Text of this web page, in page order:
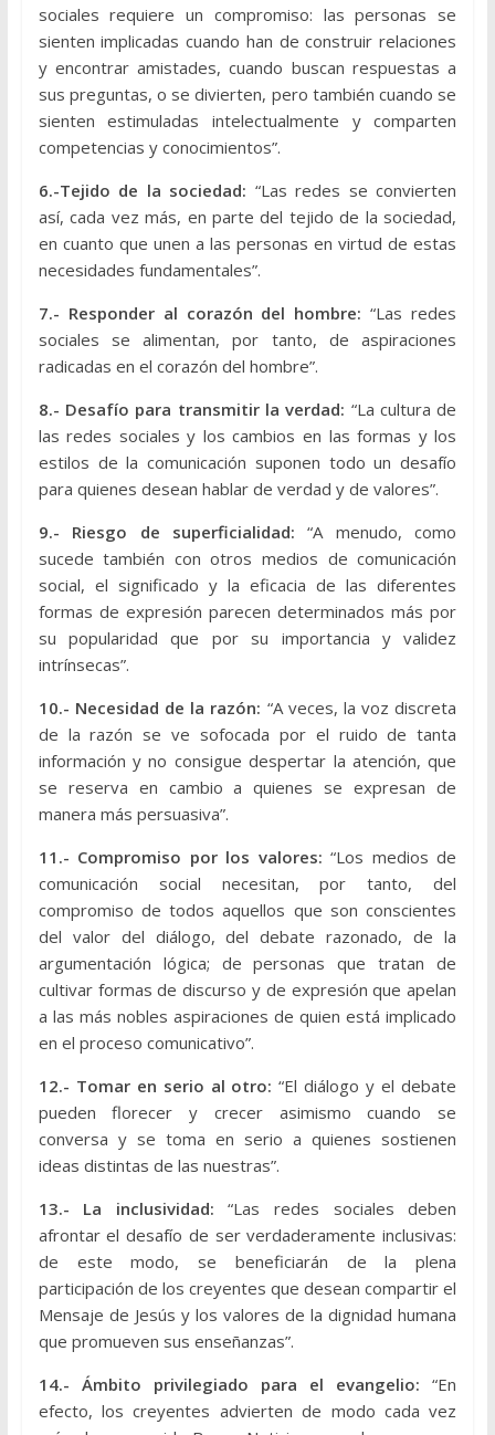
sociales requiere un compromiso: las personas se
sienten implicadas cuando han de construir relaciones
y encontrar amistades, cuando buscan respuestas a
sus preguntas, o se divierten, pero también cuando se
sienten estimuladas intelectualmente y comparten
competencias y conocimientos”.
6.-Tejido de la sociedad: “Las redes se convierten
así, cada vez más, en parte del tejido de la sociedad,
en cuanto que unen a las personas en virtud de estas
necesidades fundamentales”.
7.- Responder al corazón del hombre: “Las redes
sociales se alimentan, por tanto, de aspiraciones
radicadas en el corazón del hombre”.
8.- Desafío para transmitir la verdad: “La cultura de
las redes sociales y los cambios en las formas y los
estilos de la comunicación suponen todo un desafío
para quienes desean hablar de verdad y de valores”.
9.- Riesgo de superficialidad: “A menudo, como
sucede también con otros medios de comunicación
social, el significado y la eficacia de las diferentes
formas de expresión parecen determinados más por
su popularidad que por su importancia y validez
intrínsecas”.
10.- Necesidad de la razón: “A veces, la voz discreta
de la razón se ve sofocada por el ruido de tanta
información y no consigue despertar la atención, que
se reserva en cambio a quienes se expresan de
manera más persuasiva”.
11.- Compromiso por los valores: “Los medios de
comunicación social necesitan, por tanto, del
compromiso de todos aquellos que son conscientes
del valor del diálogo, del debate razonado, de la
argumentación lógica; de personas que tratan de
cultivar formas de discurso y de expresión que apelan
a las más nobles aspiraciones de quien está implicado
en el proceso comunicativo”.
12.- Tomar en serio al otro: “El diálogo y el debate
pueden florecer y crecer asimismo cuando se
conversa y se toma en serio a quienes sostienen
ideas distintas de las nuestras”.
13.- La inclusividad: “Las redes sociales deben
afrontar el desafío de ser verdaderamente inclusivas:
de este modo, se beneficiarán de la plena
participación de los creyentes que desean compartir el
Mensaje de Jesús y los valores de la dignidad humana
que promueven sus enseñanzas”.
14.- Ámbito privilegiado para el evangelio: “En
efecto, los creyentes advierten de modo cada vez